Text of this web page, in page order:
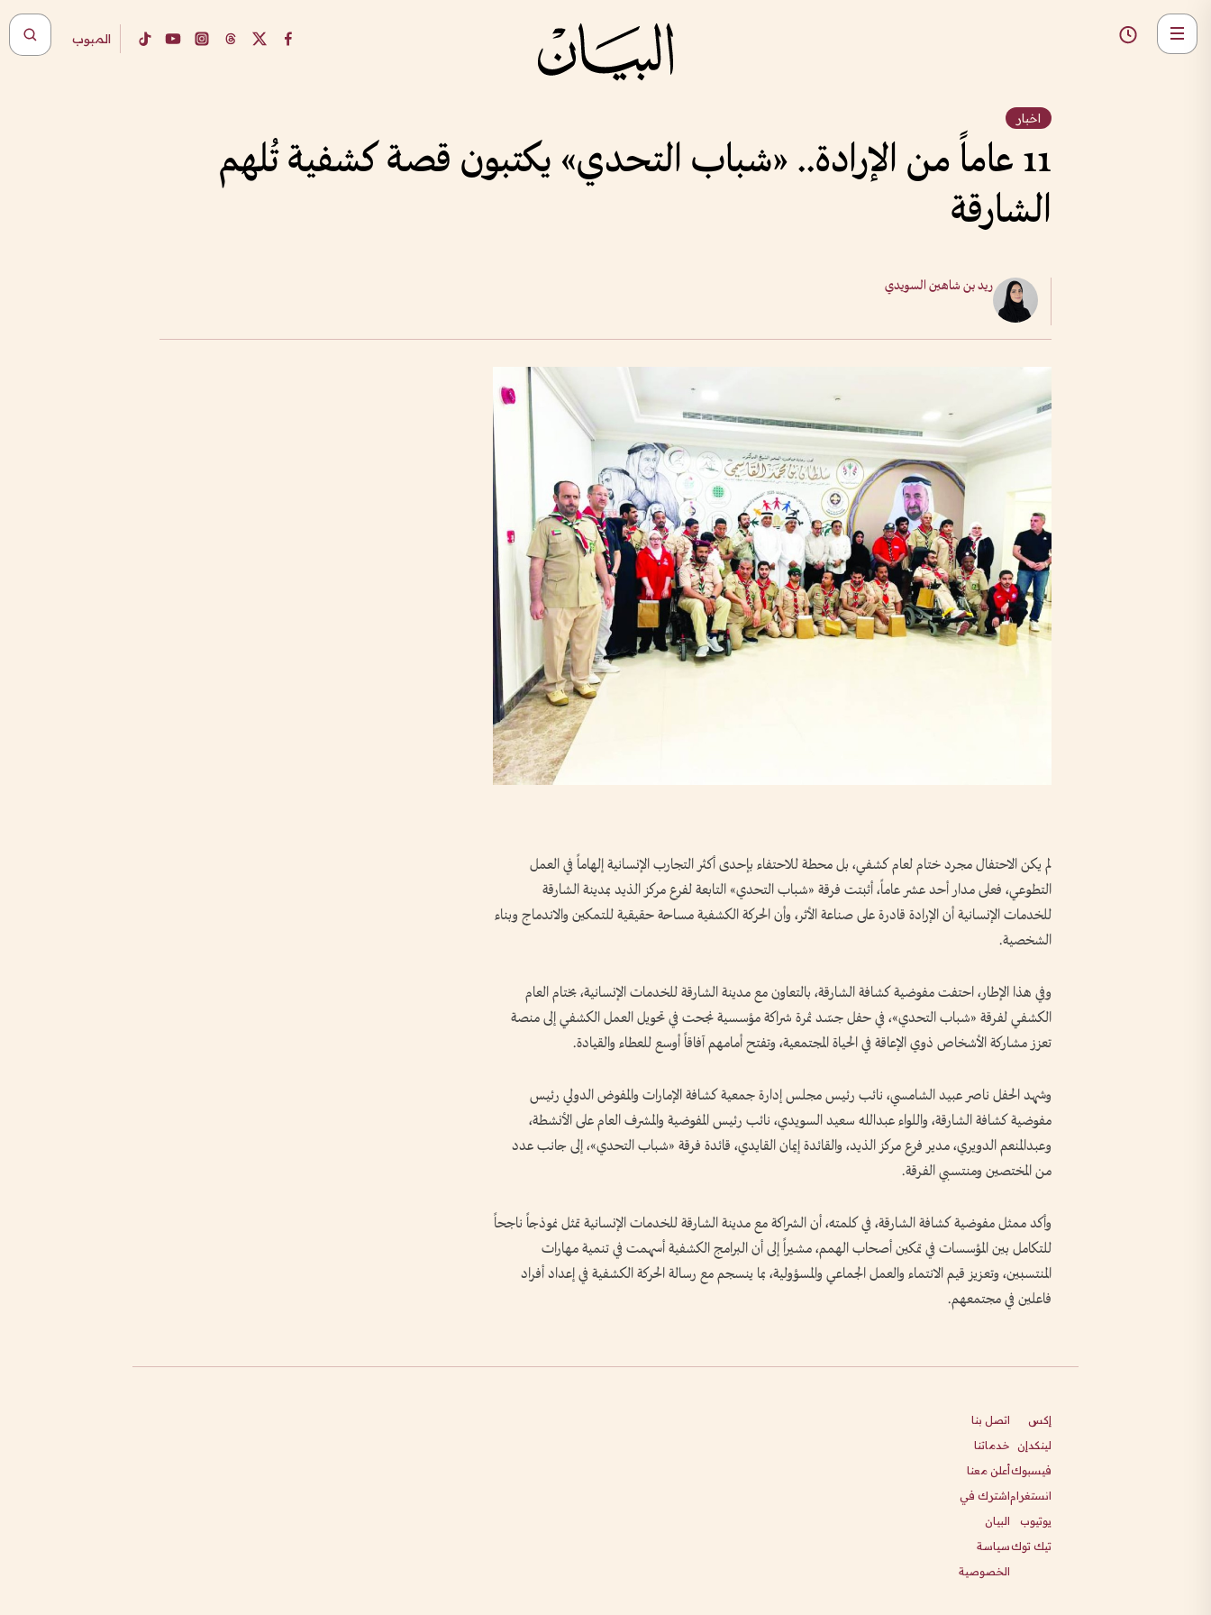
المبوب
اخبار
11 عاماً من الإرادة.. «شباب التحدي» يكتبون قصة كشفية تُلهم
الشارقة
ريد بن شاهين السويدي
لم يكن الاحتفال مجرد ختام لعام كشفي، بل محطة للاحتفاء بإحدى أكثر التجارب الإنسانية إلهاماً في العمل
التطوعي، فعلى مدار أحد عشر عاماً، أثبتت فرقة «شباب التحدي» التابعة لفرع مركز الذيد بمدينة الشارقة
للخدمات الإنسانية أن الإرادة قادرة على صناعة الأثر، وأن الحركة الكشفية مساحة حقيقية للتمكين والاندماج وبناء
الشخصية.
وفي هذا الإطار، احتفت مفوضية كشافة الشارقة، بالتعاون مع مدينة الشارقة للخدمات الإنسانية، بختام العام
الكشفي لفرقة «شباب التحدي»، في حفل جسّد ثمرة شراكة مؤسسية نجحت في تحويل العمل الكشفي إلى منصة
تعزز مشاركة الأشخاص ذوي الإعاقة في الحياة المجتمعية، وتفتح أمامهم آفاقاً أوسع للعطاء والقيادة.
وشهد الحفل ناصر عبيد الشامسي، نائب رئيس مجلس إدارة جمعية كشافة الإمارات والمفوض الدولي رئيس
مفوضية كشافة الشارقة، واللواء عبدالله سعيد السويدي، نائب رئيس المفوضية والمشرف العام على الأنشطة،
وعبدالمنعم الدويري، مدير فرع مركز الذيد، والقائدة إيمان القايدي، قائدة فرقة «شباب التحدي»، إلى جانب عدد
من المختصين ومنتسبي الفرقة.
وأكد ممثل مفوضية كشافة الشارقة، في كلمته، أن الشراكة مع مدينة الشارقة للخدمات الإنسانية تمثل نموذجاً ناجحاً
للتكامل بين المؤسسات في تمكين أصحاب الهمم، مشيراً إلى أن البرامج الكشفية أسهمت في تنمية مهارات
المنتسبين، وتعزيز قيم الانتماء والعمل الجماعي والمسؤولية، بما ينسجم مع رسالة الحركة الكشفية في إعداد أفراد
فاعلين في مجتمعهم.
إكس
لينكدإن
فيسبوك
انستغرام
يوتيوب
تيك توك
اتصل بنا
خدماتنا
أعلن معنا
اشترك في
البيان
سياسة
الخصوصية